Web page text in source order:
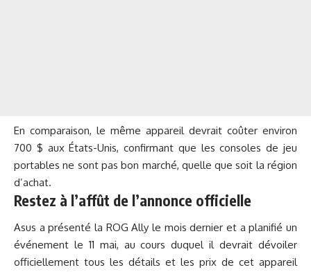
En comparaison, le même appareil devrait coûter environ
700 $ aux États-Unis, confirmant que les consoles de jeu
portables ne sont pas bon marché, quelle que soit la région
d’achat.
Restez à l’affût de l’annonce officielle
Asus a présenté la ROG Ally le mois dernier et a planifié un
événement le 11 mai, au cours duquel il devrait dévoiler
officiellement tous les détails et les prix de cet appareil